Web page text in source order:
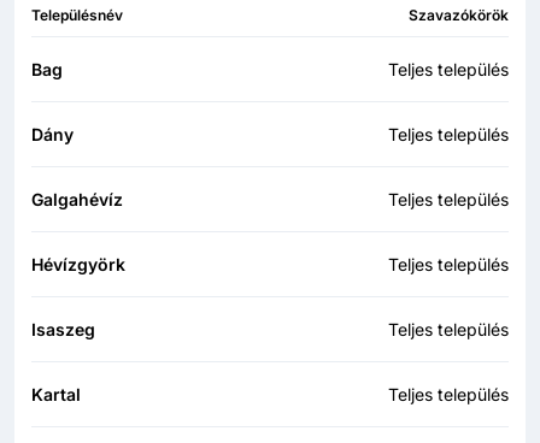
Településnév Szavazókörök
Bag Teljes település
Dány Teljes település
Galgahévíz Teljes település
Hévízgyörk Teljes település
Isaszeg Teljes település
Kartal Teljes település